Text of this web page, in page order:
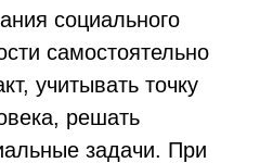
социального
самостоятельно
учитывать точку
решать
задачи. При